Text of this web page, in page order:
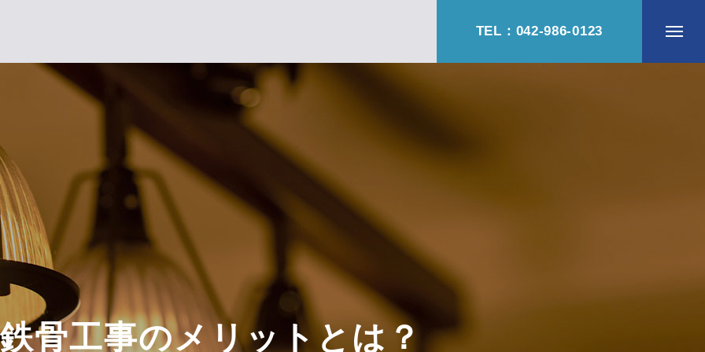
TEL：042-986-0123
骨工事のメリットとは？